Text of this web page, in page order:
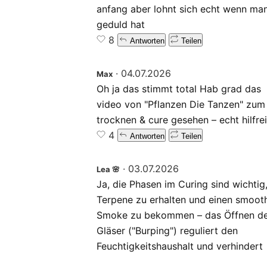
anfang aber lohnt sich echt wenn
geduld hat
8
Antworten Teilen
Max · 04.07.2026
Oh ja das stimmt total Hab grad das
video von "Pflanzen Die Tanzen" zum
trocknen & cure gesehen – echt
4
Antworten Teilen
Lea 🌸 · 03.07.2026
Ja, die Phasen im Curing sind
Terpene zu erhalten und einen
Smoke zu bekommen – das Öffnen
Gläser ("Burping") reguliert den
Feuchtigkeitshaushalt und verhindert